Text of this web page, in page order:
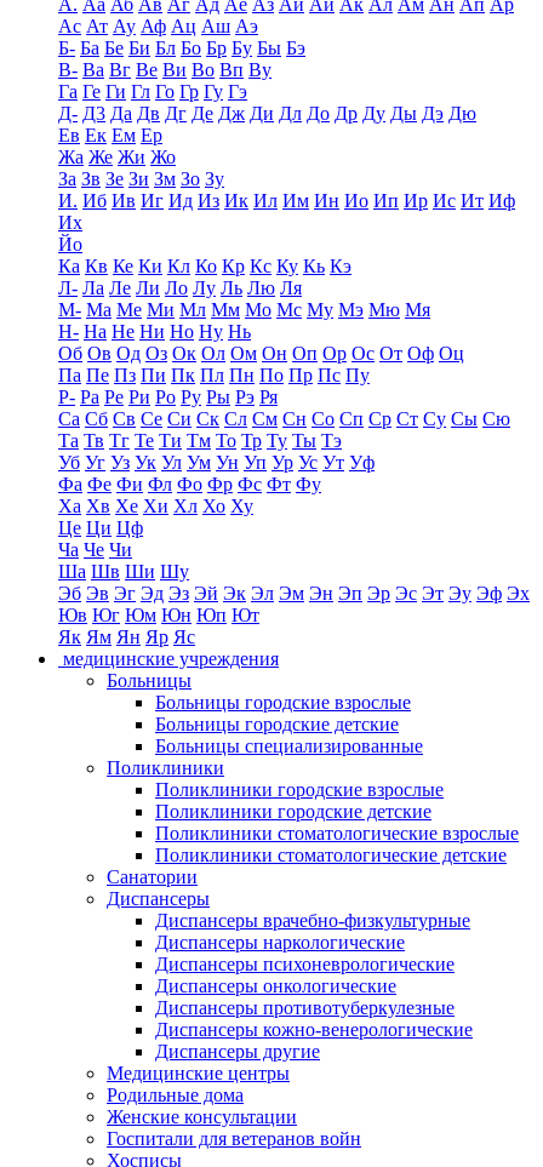
А. Аа Аб Ав Аг Ад Ае Аз Аи Ай Ак Ал Ам Ан Ап Ар
Ас Ат Ау Аф Ац Аш Аэ
Б- Ба Бе Би Бл Бо Бр Бу Бы Бэ
В- Ва Вг Ве Ви Во Вп Ву
Га Ге Ги Гл Го Гр Гу Гэ
Д- Д3 Да Дв Дг Де Дж Ди Дл До Др Ду Ды Дэ Дю
Ев Ек Ем Ер
Жа Же Жи Жо
За Зв Зе Зи Зм Зо Зу
И. Иб Ив Иг Ид Из Ик Ил Им Ин Ио Ип Ир Ис Ит Иф
Их
Йо
Ка Кв Ке Ки Кл Ко Кр Кс Ку Кь Кэ
Л- Ла Ле Ли Ло Лу Ль Лю Ля
М- Ма Ме Ми Мл Мм Мо Мс Му Мэ Мю Мя
Н- На Не Ни Но Ну Нь
Об Ов Од Оз Ок Ол Ом Он Оп Ор Ос От Оф Оц
Па Пе Пз Пи Пк Пл Пн По Пр Пс Пу
Р- Ра Ре Ри Ро Ру Ры Рэ Ря
Са Сб Св Се Си Ск Сл См Сн Со Сп Ср Ст Су Сы Сю
Та Тв Тг Те Ти Тм То Тр Ту Ты Тэ
Уб Уг Уз Ук Ул Ум Ун Уп Ур Ус Ут Уф
Фа Фе Фи Фл Фо Фр Фс Фт Фу
Ха Хв Хе Хи Хл Хо Ху
Це Ци Цф
Ча Че Чи
Ша Шв Ши Шу
Эб Эв Эг Эд Эз Эй Эк Эл Эм Эн Эп Эр Эс Эт Эу Эф Эх
Юв Юг Юм Юн Юп Ют
Як Ям Ян Яр Яс
медицинские учреждения
Больницы
Больницы городские взрослые
Больницы городские детские
Больницы специализированные
Поликлиники
Поликлиники городские взрослые
Поликлиники городские детские
Поликлиники стоматологические взрослые
Поликлиники стоматологические детские
Санатории
Диспансеры
Диспансеры врачебно-физкультурные
Диспансеры наркологические
Диспансеры психоневрологические
Диспансеры онкологические
Диспансеры противотуберкулезные
Диспансеры кожно-венерологические
Диспансеры другие
Медицинские центры
Родильные дома
Женские консультации
Госпитали для ветеранов войн
Хосписы